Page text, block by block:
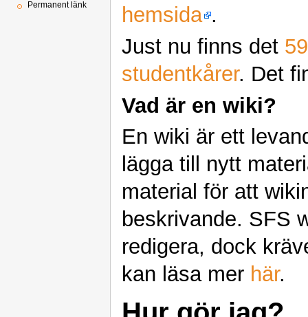
hemsida .
Just nu finns det
studentkårer. Det
Vad är en wiki?
En wiki är ett
lägga till nytt
material för att
beskrivande. SFS
redigera, dock
kan läsa mer här.
Permanent länk